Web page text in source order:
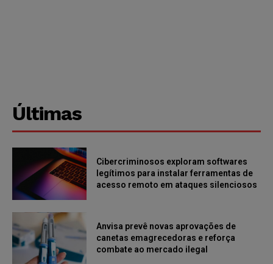
Últimas
Cibercriminosos exploram softwares
legítimos para instalar ferramentas de
acesso remoto em ataques silenciosos
Anvisa prevê novas aprovações de
canetas emagrecedoras e reforça
combate ao mercado ilegal